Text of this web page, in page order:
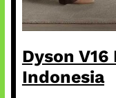
Dyson
Indonesia